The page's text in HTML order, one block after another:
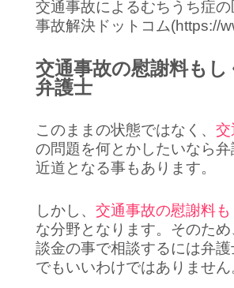
交通事故によるむちうち症
事故解決ドットコム(https://
交通事故の慰謝料も
弁護士
このままの状態ではなく、 交
の問題を何とかしたいなら
近道となる事もあります。
しかし、 交通事故の慰謝料
な分野となります。そのた
談金の事で相談するには弁
でもいいわけではありません